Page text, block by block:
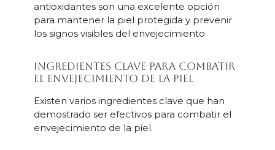
antioxidantes son una excelente opción
para mantener la piel protegida y prevenir
los signos visibles del envejecimiento
Ingredientes clave para combatir
el envejecimiento de la piel
Existen varios ingredientes clave que han
demostrado ser efectivos para combatir el
envejecimiento de la piel.